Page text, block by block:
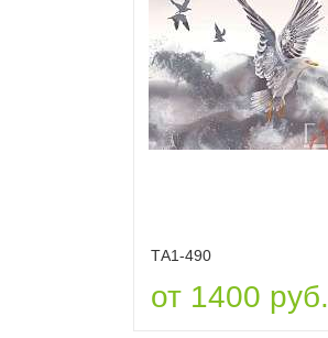
ТА1-490
от 1400 руб.